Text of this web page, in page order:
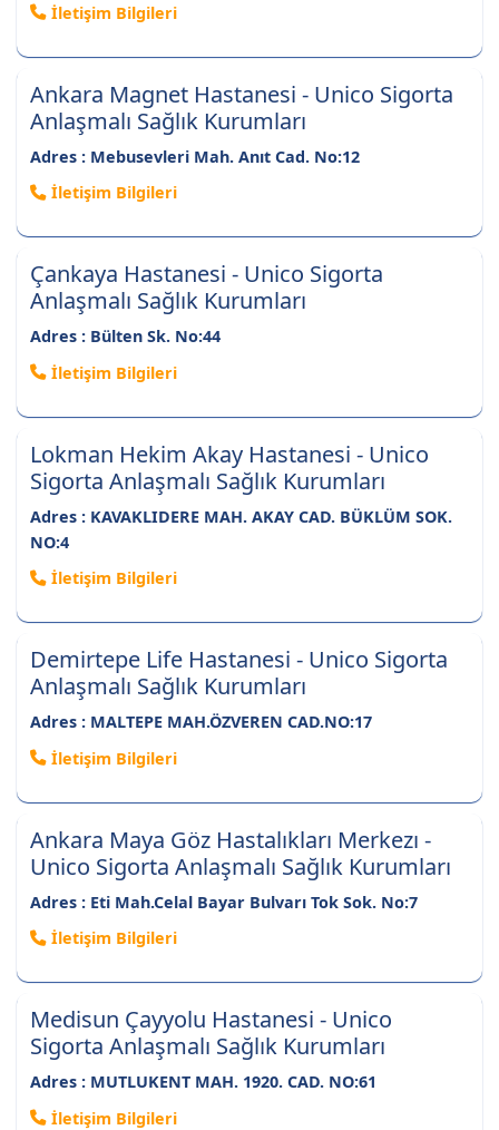
İletişim Bilgileri
Ankara Magnet Hastanesi - Unico Sigorta
Anlaşmalı Sağlık Kurumları
Adres : Mebusevleri Mah. Anıt Cad. No:12
İletişim Bilgileri
Çankaya Hastanesi - Unico Sigorta
Anlaşmalı Sağlık Kurumları
Adres : Bülten Sk. No:44
İletişim Bilgileri
Lokman Hekim Akay Hastanesi - Unico
Sigorta Anlaşmalı Sağlık Kurumları
Adres : KAVAKLIDERE MAH. AKAY CAD. BÜKLÜM SOK.
NO:4
İletişim Bilgileri
Demirtepe Life Hastanesi - Unico Sigorta
Anlaşmalı Sağlık Kurumları
Adres : MALTEPE MAH.ÖZVEREN CAD.NO:17
İletişim Bilgileri
Ankara Maya Göz Hastalıkları Merkezı -
Unico Sigorta Anlaşmalı Sağlık Kurumları
Adres : Eti Mah.Celal Bayar Bulvarı Tok Sok. No:7
İletişim Bilgileri
Medisun Çayyolu Hastanesi - Unico
Sigorta Anlaşmalı Sağlık Kurumları
Adres : MUTLUKENT MAH. 1920. CAD. NO:61
İletişim Bilgileri